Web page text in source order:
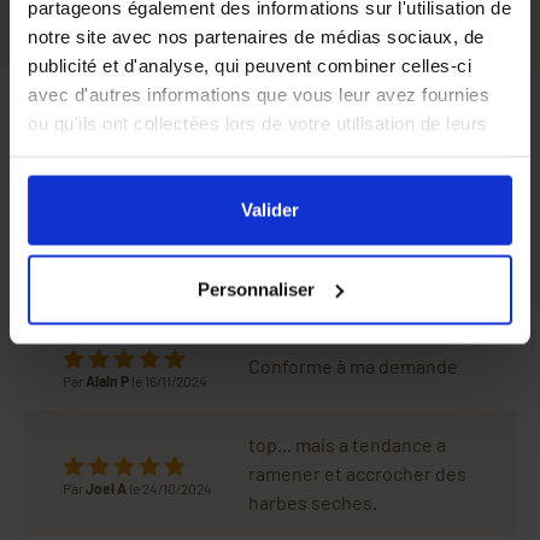
partageons également des informations sur l'utilisation de
notre site avec nos partenaires de médias sociaux, de
publicité et d'analyse, qui peuvent combiner celles-ci
avec d'autres informations que vous leur avez fournies
ou qu'ils ont collectées lors de votre utilisation de leurs
En cliquant sur le boutonValidervous acceptez
l'ensemble des cookies de notre site ainsi que ceux de
nos partenaires. Vous pouvez également choisir les
Valider
Personnaliser
Avis
ParJean-Michel Vle
si nécessaire je reprendrai
le même
Par Alain P le 16/11/2024
Conforme à ma demande
ParJoel A le 24/10/2024
top... mais a tendance a
ramener et accrocher des
harbes seches.